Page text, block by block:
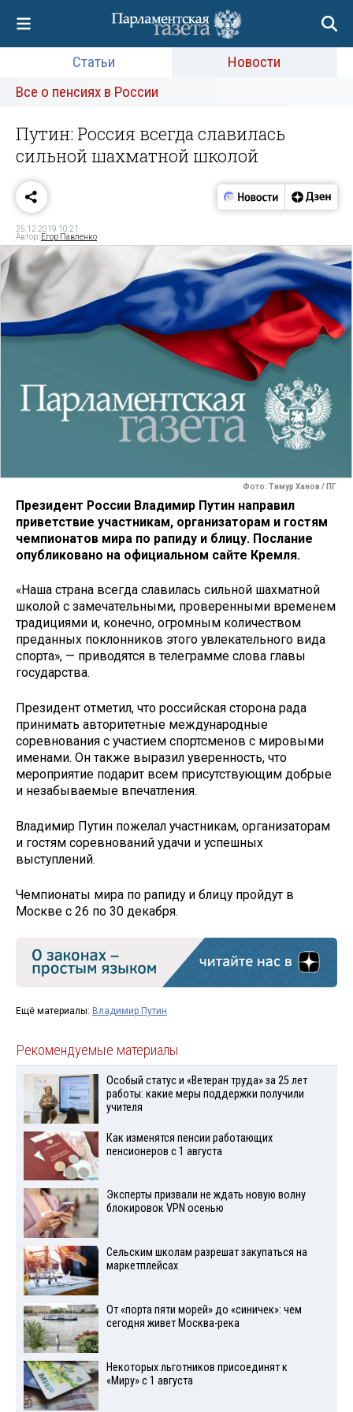
Статьи
Новости
Все о пенсиях в России
Путин: Россия всегда славилась
сильной шахматной школой
25.12.2019 10:21
Автор: Егор Павленко
Фото: Тимур Ханов / ПГ
Президент России Владимир Путин направил
приветствие участникам, организаторам и гостям
чемпионатов мира по рапиду и блицу. Послание
опубликовано на официальном сайте Кремля.
«Наша страна всегда славилась сильной шахматной
школой с замечательными, проверенными временем
традициями и, конечно, огромным количеством
преданных поклонников этого увлекательного вида
спорта», — приводятся в телеграмме слова главы
государства.
Президент отметил, что российская сторона рада
принимать авторитетные международные
соревнования с участием спортсменов с мировыми
именами. Он также выразил уверенность, что
мероприятие подарит всем присутствующим добрые
и незабываемые впечатления.
Владимир Путин пожелал участникам, организаторам
и гостям соревнований удачи и успешных
выступлений.
Чемпионаты мира по рапиду и блицу пройдут в
Москве с 26 по 30 декабря.
Ещё материалы: Владимир Путин
Рекомендуемые материалы
Особый статус и «Ветеран труда» за 25 лет
работы: какие меры поддержки получили
учителя
Как изменятся пенсии работающих
пенсионеров с 1 августа
Эксперты призвали не ждать новую волну
блокировок VPN осенью
Сельским школам разрешат закупаться на
маркетплейсах
От «порта пяти морей» до «синичек»: чем
сегодня живет Москва-река
Некоторых льготников присоединят к
«Миру» с 1 августа